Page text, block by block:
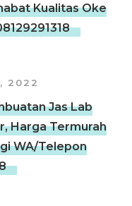
Kualitas Oke
2022
Jas Lab
Harga Termurah
WA/Telepon